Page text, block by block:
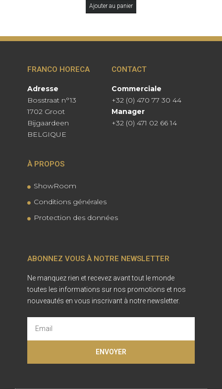
Ajouter au panier
FRANCO HORECA
Adresse
Bosstraat n°13
1702 Groot
Bijgaardeen
BELGIQUE
CONTACT
Commerciale
+32 (0) 470 77 30 44
Manager
+32 (0) 471 02 66 14
À PROPOS
ShowRoom
Conditions générales
Protection des données
ABONNEZ VOUS À NOTRE NEWSLETTER
Ne manquez rien et recevez avant tout le monde
toutes les informations sur nos promotions et nos
nouveautés en vous inscrivant à notre newsletter.
ENVOYER